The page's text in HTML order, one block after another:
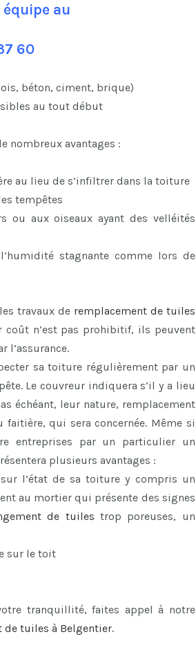
au
60
béton, ciment, brique)
au tout début
nombreux avantages :
au lieu de s’infiltrer dans la toiture
tempêtes
ou aux oiseaux ayant des velléités
stagnante comme lors de
travaux de remplacement de tuiles
coût n’est pas prohibitif, ils peuvent
l’assurance.
sa toiture régulièrement par un
Le couvreur indiquera s’il y a lieu
échéant, leur nature, remplacement
qui sera concernée. Même si
entreprises par un particulier un
plusieurs avantages :
l’état de sa toiture y compris un
au mortier qui présente des signes
de tuiles trop poreuses, un
sur le toit
tranquillité, faites appel à notre
de tuiles à Belgentier.